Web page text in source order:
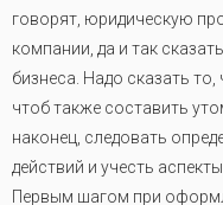
говорят, юридическую
компании, да и так
бизнеса. Надо сказать то,
чтоб также составить
наконец, следовать
действий и учесть
Первым шагом при